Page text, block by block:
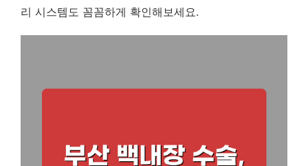
리 시스템도 꼼꼼하게 확인해보세요.